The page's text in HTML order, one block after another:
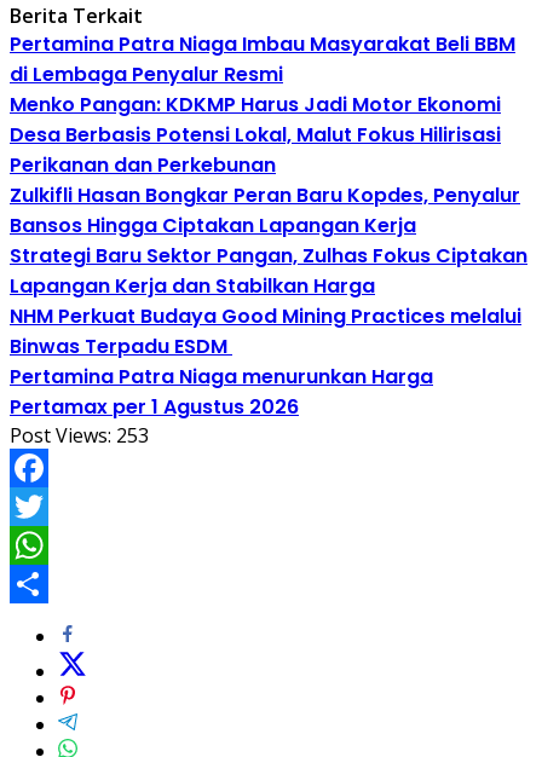
Berita Terkait
Pertamina Patra Niaga Imbau Masyarakat Beli BBM
di Lembaga Penyalur Resmi
Menko Pangan: KDKMP Harus Jadi Motor Ekonomi
Desa Berbasis Potensi Lokal, Malut Fokus Hilirisasi
Perikanan dan Perkebunan
Zulkifli Hasan Bongkar Peran Baru Kopdes, Penyalur
Bansos Hingga Ciptakan Lapangan Kerja
Strategi Baru Sektor Pangan, Zulhas Fokus Ciptakan
Lapangan Kerja dan Stabilkan Harga
NHM Perkuat Budaya Good Mining Practices melalui
Binwas Terpadu ESDM
Pertamina Patra Niaga menurunkan Harga
Pertamax per 1 Agustus 2026
Post Views: 253
Facebook
Twitter
WhatsApp